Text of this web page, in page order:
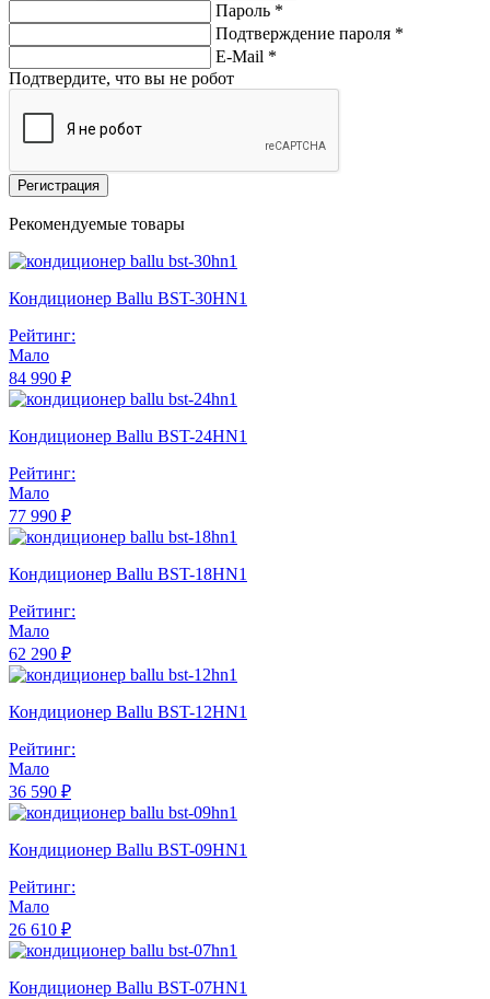
Пароль *
Подтверждение пароля *
E-Mail *
Подтвердите, что вы не робот
Регистрация
Рекомендуемые товары
Кондиционер Ballu BST-30HN1
Рейтинг:
Мало
84 990 ₽
Кондиционер Ballu BST-24HN1
Рейтинг:
Мало
77 990 ₽
Кондиционер Ballu BST-18HN1
Рейтинг:
Мало
62 290 ₽
Кондиционер Ballu BST-12HN1
Рейтинг:
Мало
36 590 ₽
Кондиционер Ballu BST-09HN1
Рейтинг:
Мало
26 610 ₽
Кондиционер Ballu BST-07HN1